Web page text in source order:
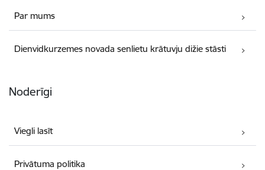
Par mums
Dienvidkurzemes novada senlietu krātuvju dižie stāsti
Noderīgi
Viegli lasīt
Privātuma politika